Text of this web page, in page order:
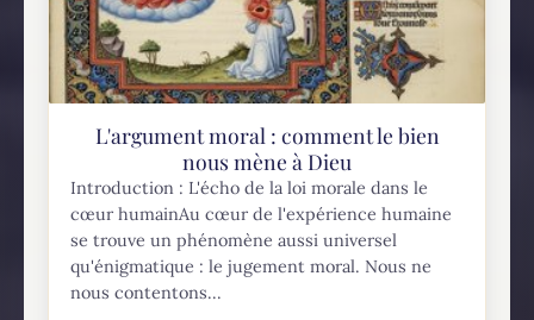
L'argument moral : comment le bien
nous mène à Dieu
Introduction : L'écho de la loi morale dans le
cœur humainAu cœur de l'expérience humaine
se trouve un phénomène aussi universel
qu'énigmatique : le jugement moral. Nous ne
nous contentons...